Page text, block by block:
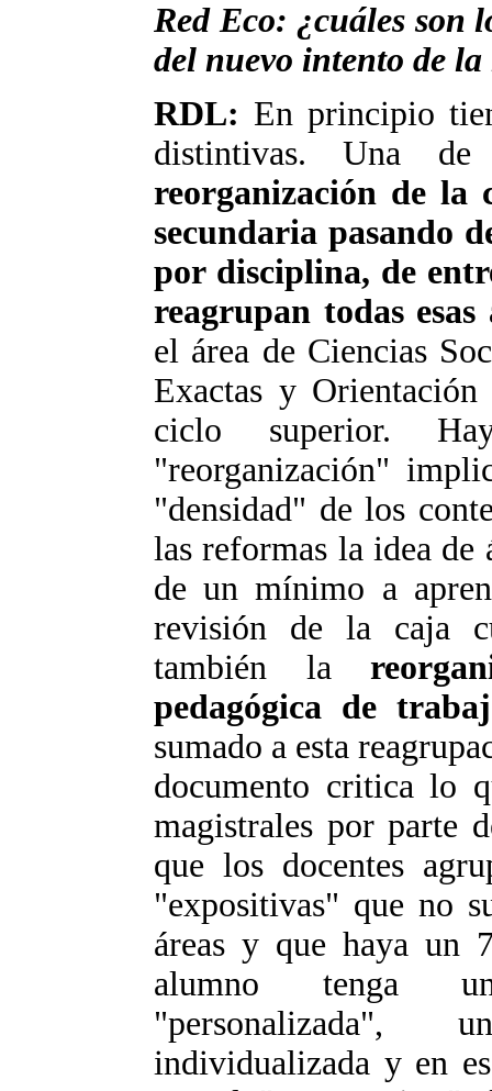
Red Eco: ¿cuáles son
del nuevo intento de
RDL: En principio
distintivas. Una
reorganización de la
secundaria pasando
por disciplina, de
reagrupan todas esas
el área de Ciencias
Exactas y
ciclo superior.
"reorganización"
"densidad" de los
las reformas la idea de
de un mínimo a
revisión de la caja
también la
pedagógica de
sumado a esta
documento critica lo
magistrales por parte
que los docentes
"expositivas" que no
áreas y que haya un
alumno tenga
"personalizada",
individualizada y en